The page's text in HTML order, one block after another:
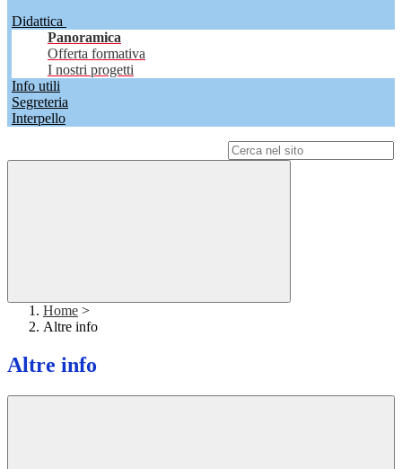
Didattica
Panoramica
Offerta formativa
I nostri progetti
Info utili
Segreteria
Interpello
Home >
Altre info
Altre info